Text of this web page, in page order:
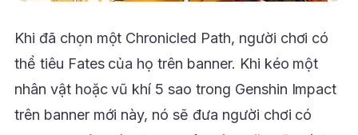
Khi đã chọn một Chronicled Path, người chơi có
thể tiêu Fates của họ trên banner. Khi kéo một
nhân vật hoặc vũ khí 5 sao trong Genshin Impact
trên banner mới này, nó sẽ đưa người chơi có